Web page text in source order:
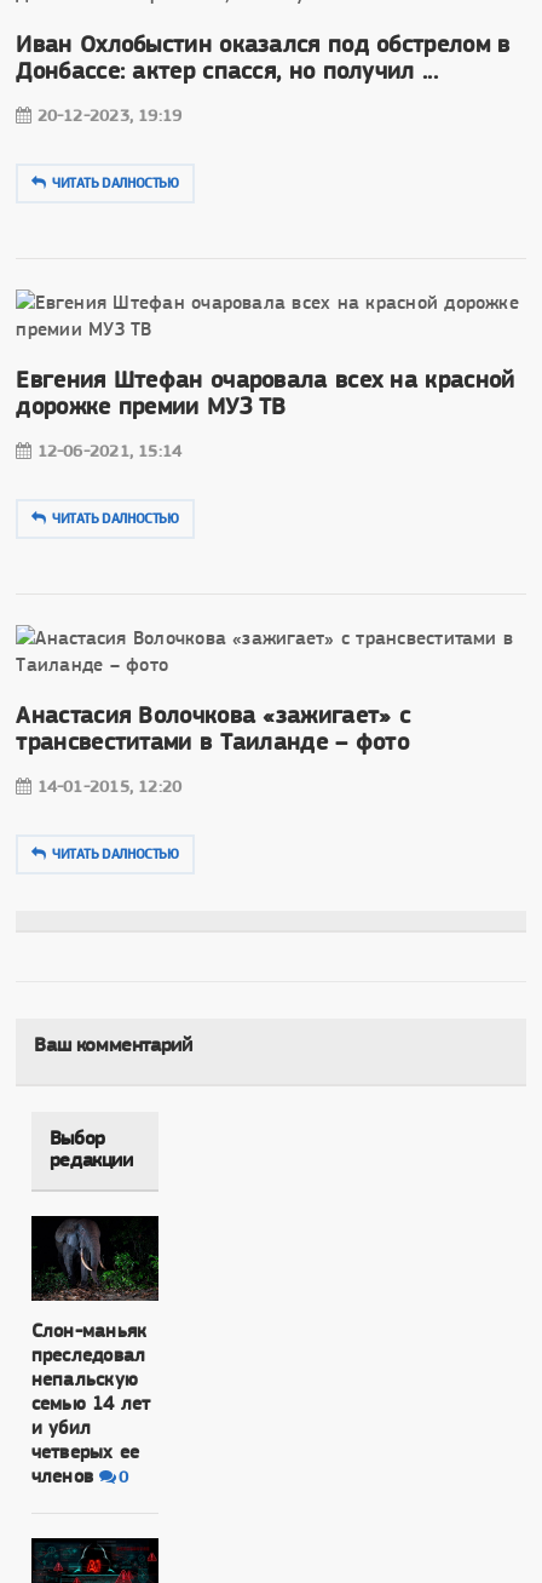
Иван Охлобыстин оказался под обстрелом в
Донбассе: актер спасся, но получил ...
20-12-2023, 19:19
ЧИТАТЬ DAЛНОСТЬЮ
Евгения Штефан очаровала всех на красной
дорожке премии МУЗ ТВ
12-06-2021, 15:14
ЧИТАТЬ DAЛНОСТЬЮ
Анастасия Волочкова «зажигает» с
трансвеститами в Таиланде – фото
14-01-2015, 12:20
ЧИТАТЬ DAЛНОСТЬЮ
Ваш комментарий
Выбор
редакции
Слон-маньяк
преследовал
непальскую
семью 14 лет
и убил
четверых ее
членов
0